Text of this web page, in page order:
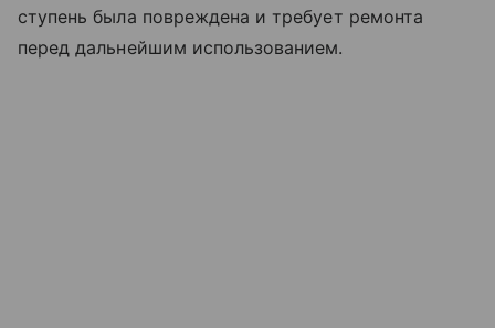
ступень была повреждена и требует ремонта
перед дальнейшим использованием.